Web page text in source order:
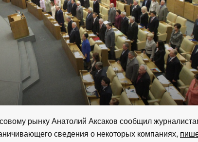
рынку Анатолий Аксаков сообщил
сведения о некоторых компаниях,